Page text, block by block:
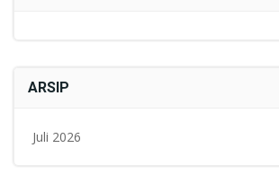
ARSIP
Juli 2026